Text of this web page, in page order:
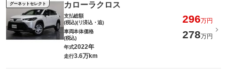
グーネットセレクト カローラクロス
支払総額
(税込)(リ済込・追)
296万円
車両本体価格
(税込)
278万円
年式2022年
走行3.6万km